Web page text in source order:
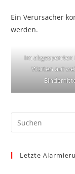
Ein Verursacher
werden.
Im abgesperrten
Warten auf
Letzte